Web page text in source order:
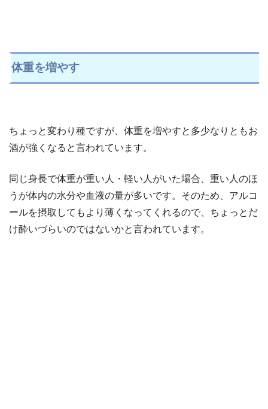
体重を増やす
ちょっと変わり種ですが、体重を増やすと多少なりともお
酒が強くなると言われています。
同じ身長で体重が重い人・軽い人がいた場合、重い人のほ
うが体内の水分や血液の量が多いです。そのため、アルコ
ールを摂取してもより薄くなってくれるので、ちょっとだ
け酔いづらいのではないかと言われています。